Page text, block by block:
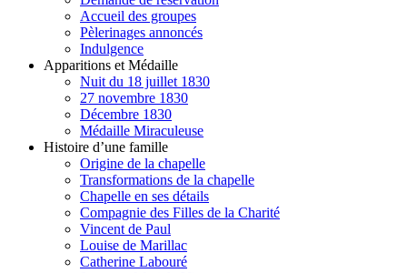
Accueil des groupes
Pèlerinages annoncés
Indulgence
Apparitions et Médaille
Nuit du 18 juillet 1830
27 novembre 1830
Décembre 1830
Médaille Miraculeuse
Histoire d’une famille
Origine de la chapelle
Transformations de la chapelle
Chapelle en ses détails
Compagnie des Filles de la Charité
Vincent de Paul
Louise de Marillac
Catherine Labouré